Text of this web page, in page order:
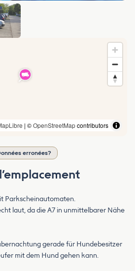
| ©OpenStreetMapcontributors
erronées?
Parkscheinautomaten.
laut, da die A7 in unmittelbarer Nähe
gerade für Hundebesitzer
mit dem Hund gehen kann.